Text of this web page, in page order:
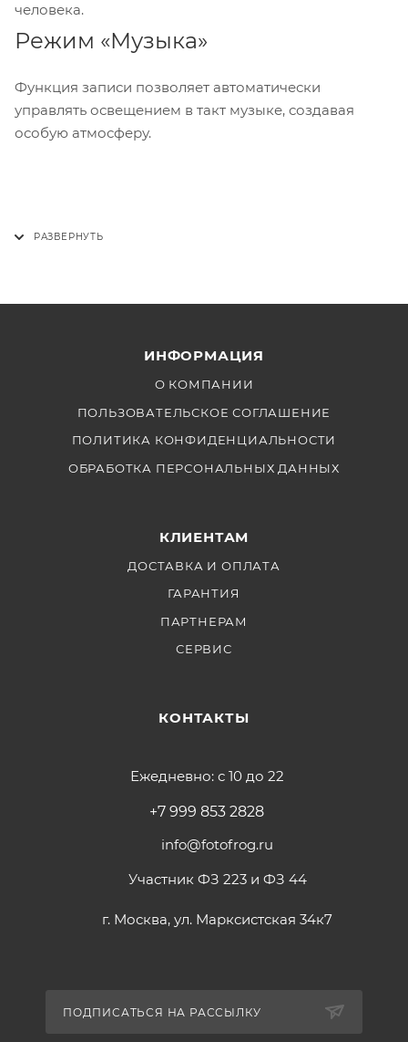
человека.
Режим «Музыка»
Функция записи позволяет автоматически
управлять освещением в такт музыке, создавая
особую атмосферу.
ИНФОРМАЦИЯ
О КОМПАНИИ
ПОЛЬЗОВАТЕЛЬСКОЕ СОГЛАШЕНИЕ
ПОЛИТИКА КОНФИДЕНЦИАЛЬНОСТИ
ОБРАБОТКА ПЕРСОНАЛЬНЫХ ДАННЫХ
КЛИЕНТАМ
ДОСТАВКА И ОПЛАТА
ГАРАНТИЯ
ПАРТНЕРАМ
СЕРВИС
КОНТАКТЫ
Ежедневно: с 10 до 22
+7 999 853 2828
info@fotofrog.ru
Участник ФЗ 223 и ФЗ 44
г. Москва, ул. Марксистская 34к7
ПОДПИСАТЬСЯ НА РАССЫЛКУ